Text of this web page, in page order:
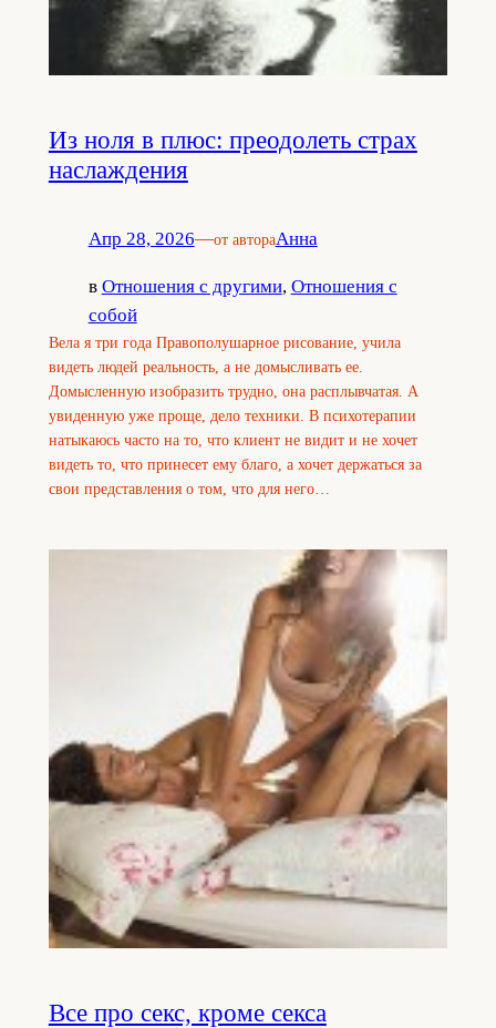
Из ноля в плюс: преодолеть страх
наслаждения
Апр 28, 2026—от автораАнна
в Отношения с другими, Отношения с
собой
Вела я три года Правополушарное рисование, учила
видеть людей реальность, а не домысливать ее.
Домысленную изобразить трудно, она расплывчатая. А
увиденную уже проще, дело техники. В психотерапии
натыкаюсь часто на то, что клиент не видит и не хочет
видеть то, что принесет ему благо, а хочет держаться за
свои представления о том, что для него…
Все про секс, кроме секса